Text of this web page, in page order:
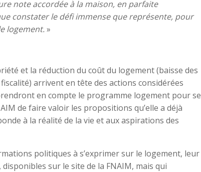
note accordée à la maison, en parfaite
constater le défi immense que représente, pour
logement. »
et la réduction du coût du logement (baisse des
arrivent en tête des actions considérées
en compte le programme logement pour se
de faire valoir les propositions qu’elle a déjà
à la réalité de la vie et aux aspirations des
politiques à s’exprimer sur le logement, leur
sur le site de la FNAIM, mais qui